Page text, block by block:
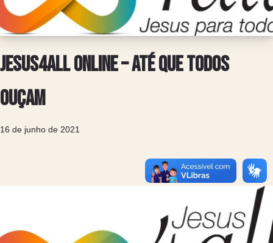
Jesus4all Online – Até que todos
ouçam
16 de junho de 2021